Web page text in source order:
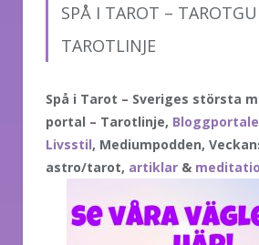
SPÅ I TAROT –
TAROTLINJE
Spå i Tarot – Sveriges största
portal – Tarotlinje,
Livsstil, Mediumpodden,
astro/tarot, artiklar &